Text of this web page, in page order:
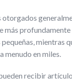
más
mientras
menudo en miles.
recibir